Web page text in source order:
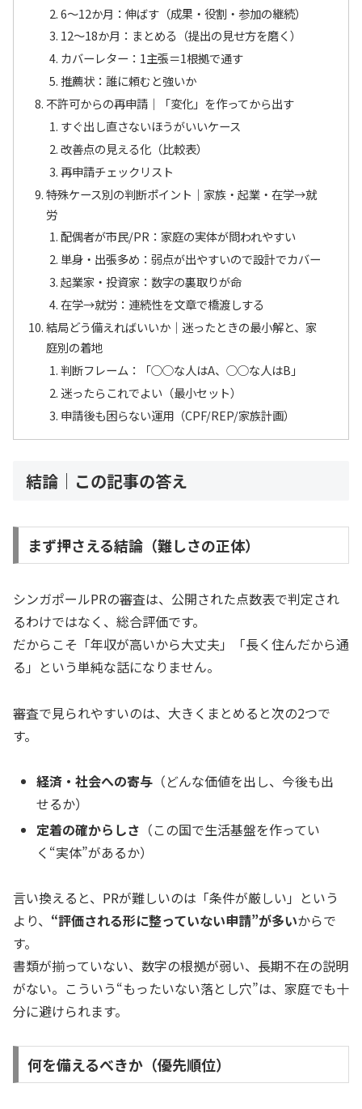
6〜12か月：伸ばす（成果・役割・参加の継続）
12〜18か月：まとめる（提出の見せ方を磨く）
カバーレター：1主張＝1根拠で通す
推薦状：誰に頼むと強いか
不許可からの再申請｜「変化」を作ってから出す
すぐ出し直さないほうがいいケース
改善点の見える化（比較表）
再申請チェックリスト
特殊ケース別の判断ポイント｜家族・起業・在学→就
労
配偶者が市民/PR：家庭の実体が問われやすい
単身・出張多め：弱点が出やすいので設計でカバー
起業家・投資家：数字の裏取りが命
在学→就労：連続性を文章で橋渡しする
結局どう備えればいいか｜迷ったときの最小解と、家
庭別の着地
判断フレーム：「○○な人はA、○○な人はB」
迷ったらこれでよい（最小セット）
申請後も困らない運用（CPF/REP/家族計画）
結論｜この記事の答え
まず押さえる結論（難しさの正体）
シンガポールPRの審査は、公開された点数表で判定され
るわけではなく、総合評価です。
だからこそ「年収が高いから大丈夫」「長く住んだから通
る」という単純な話になりません。
審査で見られやすいのは、大きくまとめると次の2つで
す。
経済・社会への寄与 （どんな価値を出し、今後も出
せるか）
定着の確からしさ （この国で生活基盤を作ってい
く“実体”があるか）
言い換えると、PRが難しいのは「条件が厳しい」という
より、 “評価される形に整っていない申請”が多いからで
す。
書類が揃っていない、数字の根拠が弱い、長期不在の説明
がない。こういう“もったいない落とし穴”は、家庭でも十
分に避けられます。
何を備えるべきか（優先順位）